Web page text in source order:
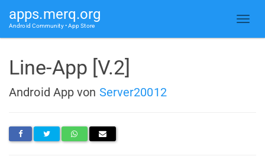
apps.merq.org
Android Community • App Store
Line-App [V.2]
Android App von Server20012